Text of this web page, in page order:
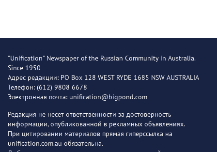
"Unification" Newspaper of the Russian Community in Australia.
Since 1950
Адрес редакции: PO Box 128 WEST RYDE 1685 NSW AUSTRALIA
Телефон: (612) 9808 6678
Электронная почта: unification@bigpond.com
Редакция не несет ответственности за достоверность
информации, опубликованной в рекламных объявлениях.
При цитировании материалов прямая гиперссылка на
unification.com.au обязательна.